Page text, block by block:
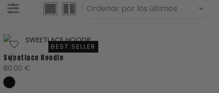
BEST SELLER
Sweetlace Hoodie
80.00 €